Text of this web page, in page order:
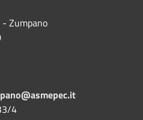
Zumpano
4